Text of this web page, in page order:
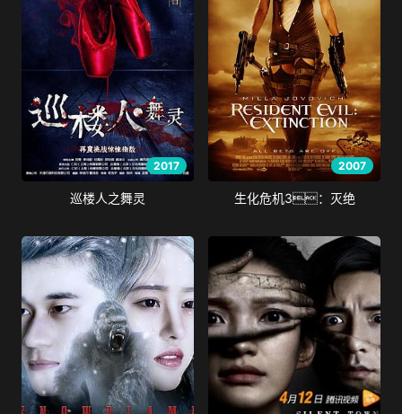
2017
巡楼人之舞灵
2007
生化危机3：灭绝